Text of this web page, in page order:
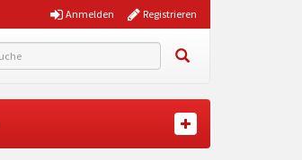
Registrieren
Anmelden